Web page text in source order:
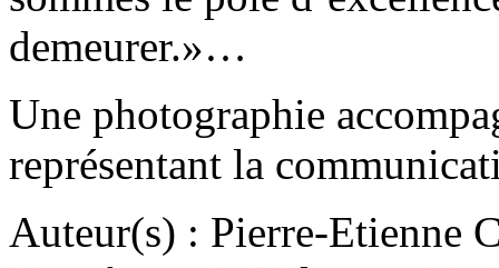
demeurer.»…
Une photographie
représentant la
Auteur(s) : Pierre-Etienne